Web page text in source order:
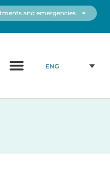
and emergencies
ENG